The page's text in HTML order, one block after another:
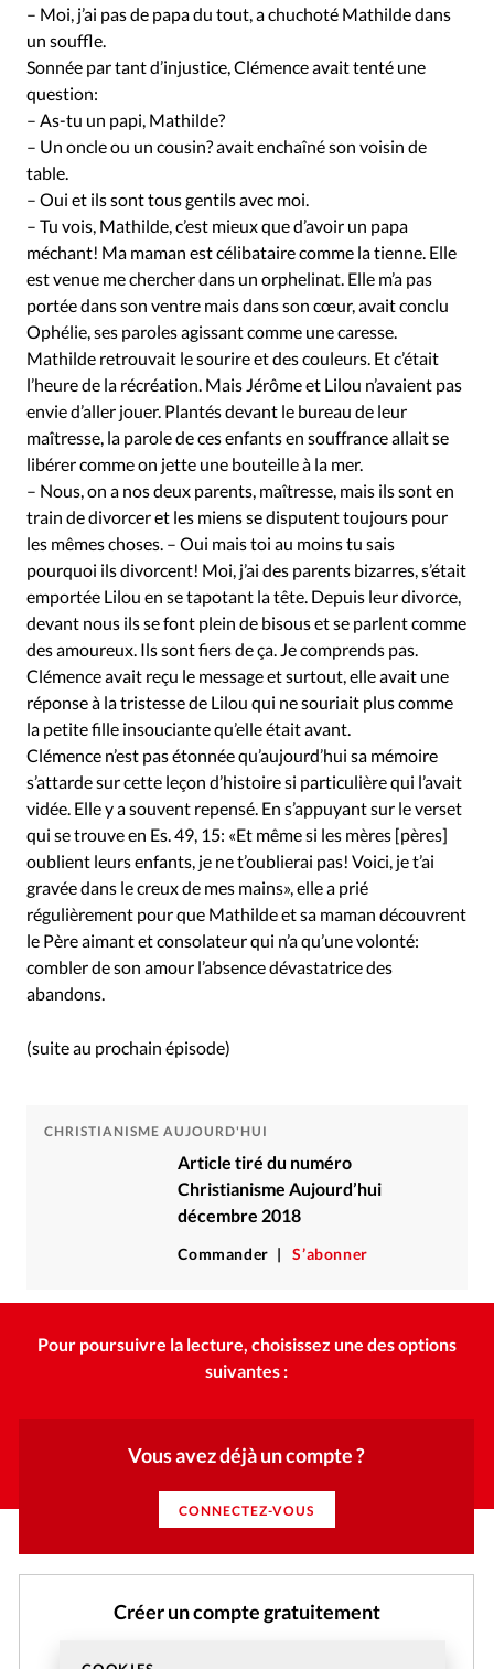
– Moi, j’ai pas de papa du tout, a chuchoté Mathilde dans
un souffle.
Sonnée par tant d’injustice, Clémence avait tenté une
question:
– As-tu un papi, Mathilde?
– Un oncle ou un cousin? avait enchaîné son voisin de
table.
– Oui et ils sont tous gentils avec moi.
– Tu vois, Mathilde, c’est mieux que d’avoir un papa
méchant! Ma maman est célibataire comme la tienne. Elle
est venue me chercher dans un orphelinat. Elle m’a pas
portée dans son ventre mais dans son cœur, avait conclu
Ophélie, ses paroles agissant comme une caresse.
Mathilde retrouvait le sourire et des couleurs. Et c’était
l’heure de la récréation. Mais Jérôme et Lilou n’avaient pas
envie d’aller jouer. Plantés devant le bureau de leur
maîtresse, la parole de ces enfants en souffrance allait se
libérer comme on jette une bouteille à la mer.
– Nous, on a nos deux parents, maîtresse, mais ils sont en
train de divorcer et les miens se disputent toujours pour
les mêmes choses. – Oui mais toi au moins tu sais
pourquoi ils divorcent! Moi, j’ai des parents bizarres, s’était
emportée Lilou en se tapotant la tête. Depuis leur divorce,
devant nous ils se font plein de bisous et se parlent comme
des amoureux. Ils sont fiers de ça. Je comprends pas.
Clémence avait reçu le message et surtout, elle avait une
réponse à la tristesse de Lilou qui ne souriait plus comme
la petite fille insouciante qu’elle était avant.
Clémence n’est pas étonnée qu’aujourd’hui sa mémoire
s’attarde sur cette leçon d’histoire si particulière qui l’avait
vidée. Elle y a souvent repensé. En s’appuyant sur le verset
qui se trouve en Es. 49, 15: «Et même si les mères [pères]
oublient leurs enfants, je ne t’oublierai pas! Voici, je t’ai
gravée dans le creux de mes mains», elle a prié
régulièrement pour que Mathilde et sa maman découvrent
le Père aimant et consolateur qui n’a qu’une volonté:
combler de son amour l’absence dévastatrice des
abandons.
(suite au prochain épisode)
CHRISTIANISME AUJOURD'HUI
Article tiré du numéro
Christianisme Aujourd’hui
décembre 2018
Commander S’abonner
Pour poursuivre la lecture, choisissez une des options
suivantes :
Vous avez déjà un compte ?
CONNECTEZ-VOUS
Créer un compte gratuitement